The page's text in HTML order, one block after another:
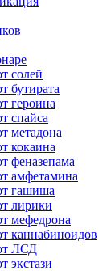
солей
бутирата
героина
спайса
метадона
кокаина
феназепама
амфетамина
гашиша
лирики
мефедрона
каннабиноидов
ЛСД
экстази